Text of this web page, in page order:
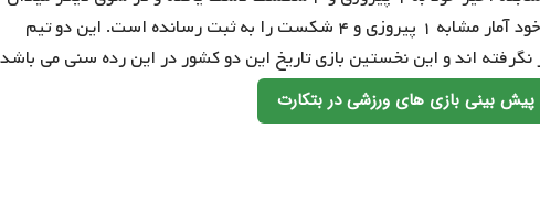
هم تیم هندبال شیلی در ۵ بازی گذشته خود آمار مشابه ۱ پیروزی و ۴ شکست را به ثبت رسانده است. این دو تیم
پیش بینی بازی های ورزشی در بتکارت